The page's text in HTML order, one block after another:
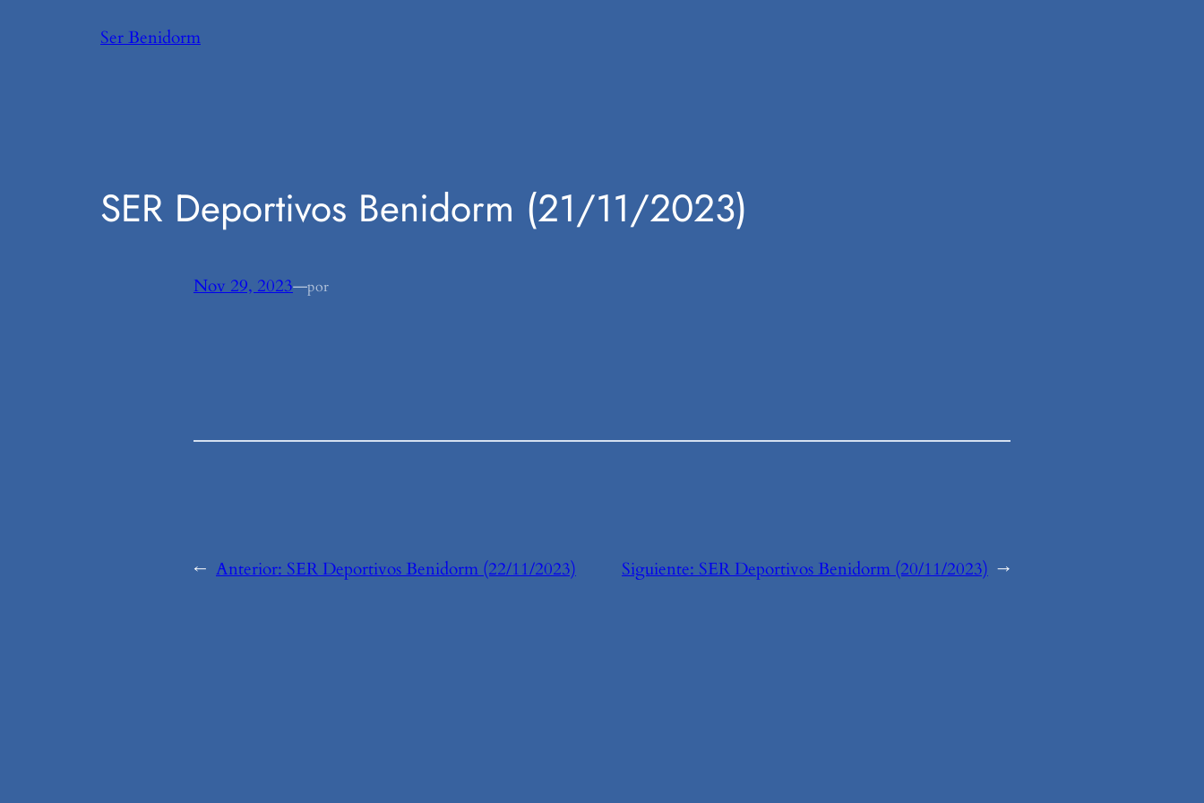
Ser Benidorm
SER Deportivos Benidorm (21/11/2023)
Nov 29, 2023—por
← Anterior: SER Deportivos Benidorm (22/11/2023) Siguiente: SER Deportivos Benidorm (20/11/2023) →